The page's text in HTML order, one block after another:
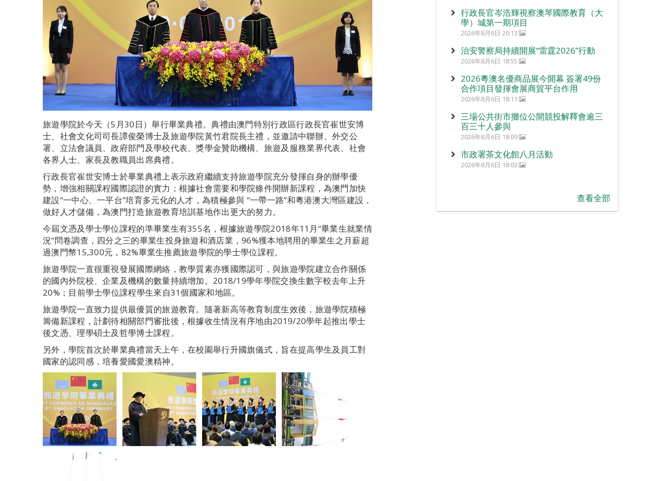
旅遊學院於今天（5月30日）舉行畢業典禮。典禮由澳門特別行政區行政長官崔世安博
士、社會文化司司長譚俊榮博士及旅遊學院黃竹君院長主禮，並邀請中聯辦、外交公
署、立法會議員、政府部門及學校代表、獎學金贊助機構、旅遊及服務業界代表、社會
各界人士、家長及教職員出席典禮。
行政長官崔世安博士於畢業典禮上表示政府繼續支持旅遊學院充分發揮自身的辦學優
勢，增強相關課程國際認證的實力；根據社會需要和學院條件開辦新課程，為澳門加快
建設“一中心、一平台”培育多元化的人才，為積極參與 “一帶一路”和粵港澳大灣區建設，
做好人才儲備，為澳門打造旅遊教育培訓基地作出更大的努力。
今屆文憑及學士學位課程的準畢業生有355名，根據旅遊學院2018年11月“畢業生就業情
況”問卷調查，四分之三的畢業生投身旅遊和酒店業，96%獲本地聘用的畢業生之月薪超
過澳門幣15,300元，82%畢業生推薦旅遊學院的學士學位課程。
旅遊學院一直很重視發展國際網絡，教學質素亦獲國際認可，與旅遊學院建立合作關係
的國內外院校、企業及機構的數量持續增加。2018/19學年學院交換生數字較去年上升
20%；目前學士學位課程學生來自31個國家和地區。
旅遊學院一直致力提供最優質的旅遊教育。隨著新高等教育制度生效後，旅遊學院積極
籌備新課程，計劃待相關部門審批後，根據收生情況有序地由2019/20學年起推出學士
後文憑、理學碩士及哲學博士課程。
另外，學院首次於畢業典禮當天上午，在校園舉行升國旗儀式，旨在提高學生及員工對
國家的認同感，培養愛國愛澳精神。
行政長官岑浩輝視察澳琴國際教育（大
學）城第一期項目
2026年8月6日 20:13
治安警察局持續開展“雷霆2026”行動
2026年8月6日 18:55
2026粵澳名優商品展今開幕 簽署49份
合作項目發揮會展商貿平台作用
2026年8月6日 18:11
三場公共街市攤位公開競投解釋會逾三
百三十人參與
2026年8月6日 18:09
市政署茶文化館八月活動
2026年8月6日 18:03
查看全部